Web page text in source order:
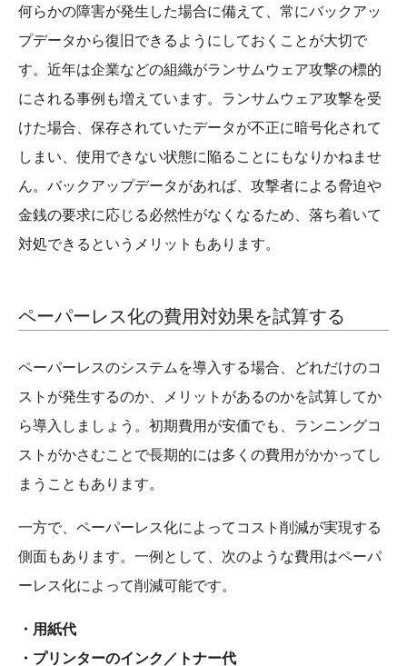
何らかの障害が発生した場合に備えて、常にバックアッ
プデータから復旧できるようにしておくことが大切で
す。近年は企業などの組織がランサムウェア攻撃の標的
にされる事例も増えています。ランサムウェア攻撃を受
けた場合、保存されていたデータが不正に暗号化されて
しまい、使用できない状態に陥ることにもなりかねませ
ん。バックアップデータがあれば、攻撃者による脅迫や
金銭の要求に応じる必然性がなくなるため、落ち着いて
対処できるというメリットもあります。
ペーパーレス化の費用対効果を試算する
ペーパーレスのシステムを導入する場合、どれだけのコ
ストが発生するのか、メリットがあるのかを試算してか
ら導入しましょう。初期費用が安価でも、ランニングコ
ストがかさむことで長期的には多くの費用がかかってし
まうこともあります。
一方で、ペーパーレス化によってコスト削減が実現する
側面もあります。一例として、次のような費用はペーパ
ーレス化によって削減可能です。
・用紙代
・プリンターのインク／トナー代